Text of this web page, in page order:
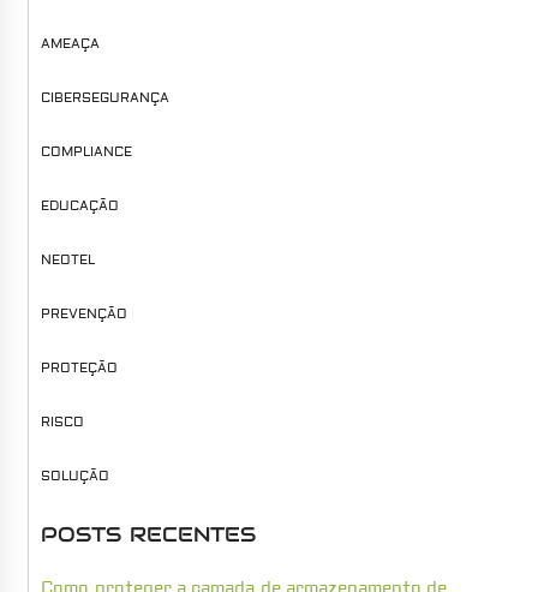
AMEAÇA
CIBERSEGURANÇA
COMPLIANCE
EDUCAÇÃO
NEOTEL
PREVENÇÃO
PROTEÇÃO
RISCO
SOLUÇÃO
POSTS RECENTES